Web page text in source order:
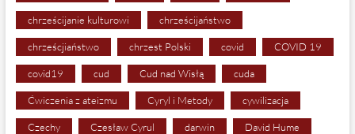
chrześcijanie kulturowi chrześcijaństwo
chrześcjiaństwo chrzest Polski covid COVID 19
covid19 cud Cud nad Wisłą cuda
Ćwiczenia z ateizmu Cyryl i Metody cywilizacja
Czechy Czesław Cyrul darwin David Hume